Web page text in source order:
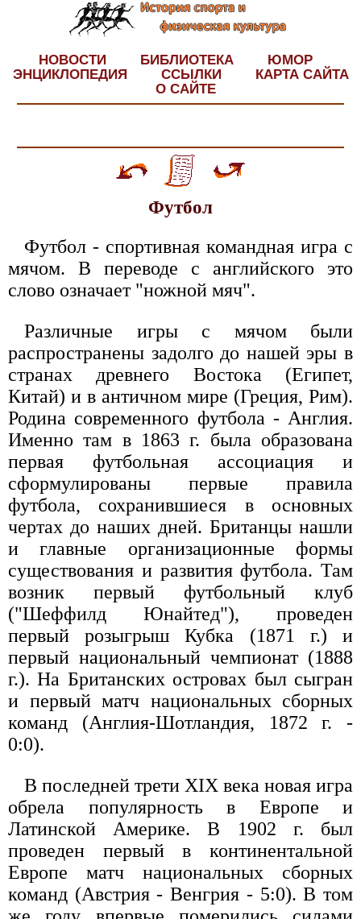
НОВОСТИ БИБЛИОТЕКА
ЮМОР
ЭНЦИКЛОПЕДИЯ
ССЫЛКИ
КАРТА САЙТА
О САЙТЕ
Футбол
Футбол - спортивная командная игра с
мячом. В переводе с английского это
слово означает "ножной мяч".
Различные игры с мячом были
распространены задолго до нашей эры в
странах древнего Востока (Египет,
Китай) и в античном мире (Греция, Рим).
Родина современного футбола - Англия.
Именно там в 1863 г. была образована
первая футбольная ассоциация и
сформулированы первые правила
футбола, сохранившиеся в основных
чертах до наших дней. Британцы нашли
и главные организационные формы
существования и развития футбола. Там
возник первый футбольный клуб
("Шеффилд Юнайтед"), проведен
первый розыгрыш Кубка (1871 г.) и
первый национальный чемпионат (1888
г.). На Британских островах был сыгран
и первый матч национальных сборных
команд (Англия-Шотландия, 1872 г. -
0:0).
В последней трети XIX века новая игра
обрела популярность в Европе и
Латинской Америке. В 1902 г. был
проведен первый в континентальной
Европе матч национальных сборных
команд (Австрия - Венгрия - 5:0). В том